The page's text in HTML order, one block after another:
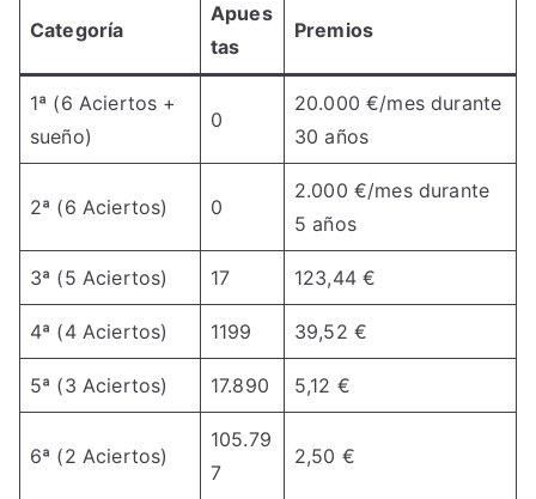
Categoría
Apues
tas
Premios
1ª (6 Aciertos +
sueño)
0
20.000 €/mes durante
30 años
2ª (6 Aciertos) 0
2.000 €/mes durante
5 años
3ª (5 Aciertos) 17 123,44 €
4ª (4 Aciertos) 1199 39,52 €
5ª (3 Aciertos) 17.890 5,12 €
6ª (2 Aciertos)
105.79
7
2,50 €